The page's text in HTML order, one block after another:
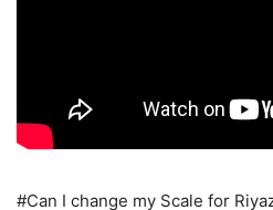
#Can I change my Scale for